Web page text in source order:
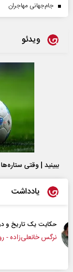
جام‌جهانی مهاجران
ویدئو
ببینید | وقتی
یادداشت